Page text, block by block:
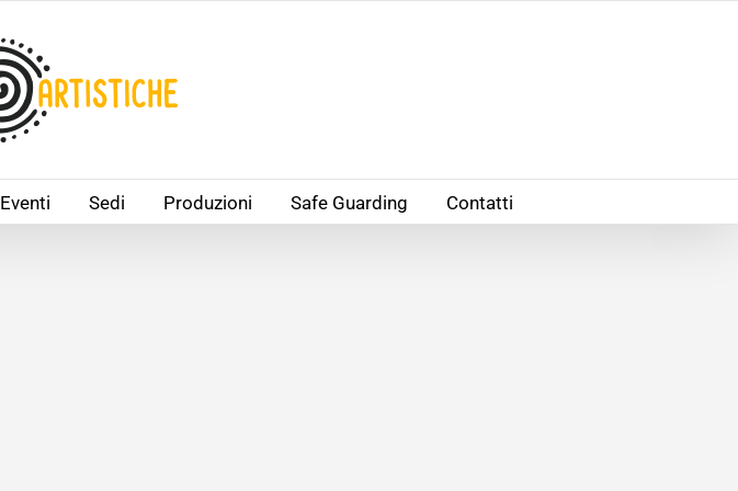
Eventi Sedi Produzioni Safe Guarding Contatti